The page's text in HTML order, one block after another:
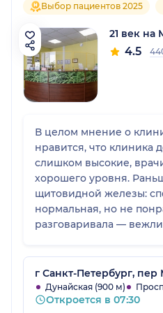
Выбор пациентов 2025
21 век на
4.5
В целом мнение о
нравится, что клиника
слишком высокие,
хорошего уровня.
щитовидной железы:
нормальная, но не
разговаривала —
хороший опыт с
был опоясывающий
было удобно, что можно
вопросами и
г Санкт-Петербург,
Дунайская (900 м)
Откроется в 07:30